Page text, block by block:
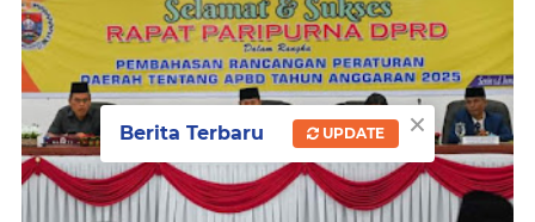
×
Berita Terbaru UPDATE